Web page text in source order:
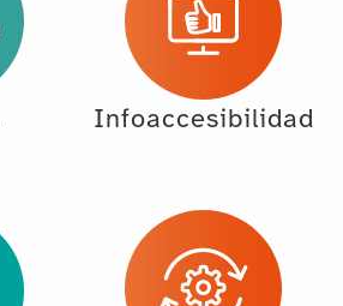
Infoaccesibilidad